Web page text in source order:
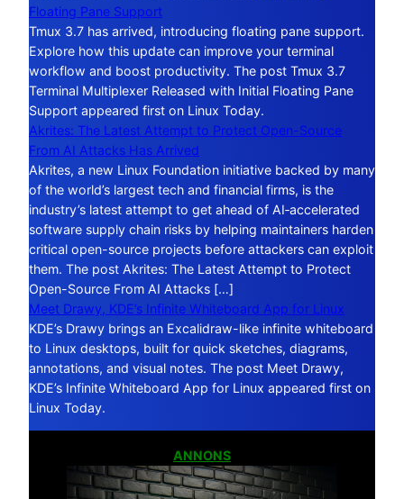
Floating Pane Support
Tmux 3.7 has arrived, introducing floating pane support.
Explore how this update can improve your terminal
workflow and boost productivity. The post Tmux 3.7
Terminal Multiplexer Released with Initial Floating Pane
Support appeared first on Linux Today.
Akrites: The Latest Attempt to Protect Open-Source
From AI Attacks Has Arrived
Akrites, a new Linux Foundation initiative backed by many
of the world’s largest tech and financial firms, is the
industry’s latest attempt to get ahead of AI‑accelerated
software supply chain risks by helping maintainers harden
critical open-source projects before attackers can exploit
them. The post Akrites: The Latest Attempt to Protect
Open-Source From AI Attacks […]
Meet Drawy, KDE’s Infinite Whiteboard App for Linux
KDE’s Drawy brings an Excalidraw-like infinite whiteboard
to Linux desktops, built for quick sketches, diagrams,
annotations, and visual notes. The post Meet Drawy,
KDE’s Infinite Whiteboard App for Linux appeared first on
Linux Today.
ANNONS